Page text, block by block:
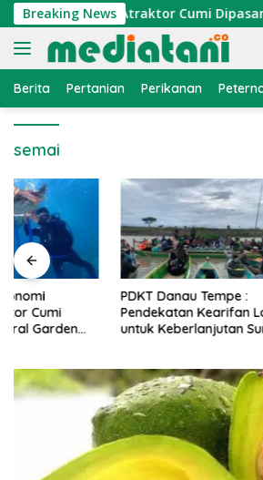
Langsung
ke
konten
Breaking News
Nelayan, Atraktor Cumi Dipasang
Berita Pertanian Perikanan
semai
PDKT Danau Tempe :
Pendekatan Kearifan Lokal
untuk Keberlanjutan Sumber
Cara
PMK
Alami